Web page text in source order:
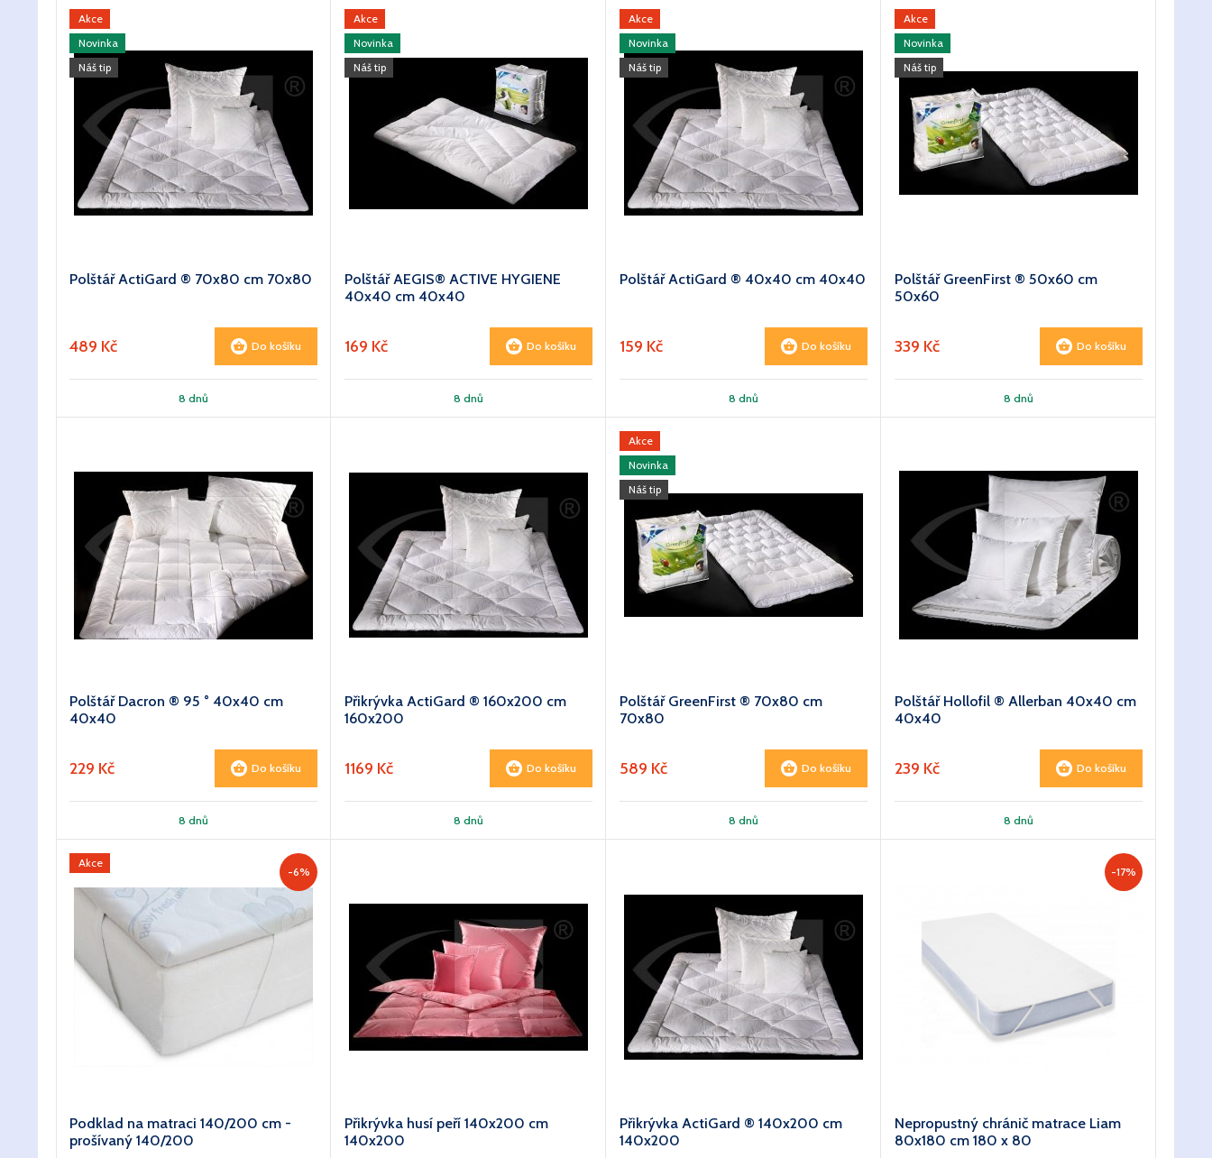
Akce
Novinka
Náš tip
Polštář ActiGard ® 70x80 cm 70x80
489 Kč Do košíku
8 dnů
Akce
Novinka
Náš tip
Polštář AEGIS® ACTIVE HYGIENE
40x40 cm 40x40
169 Kč Do košíku
8 dnů
Akce
Novinka
Náš tip
Polštář ActiGard ® 40x40 cm 40x40
159 Kč Do košíku
8 dnů
Akce
Novinka
Náš tip
Polštář GreenFirst ® 50x60 cm
50x60
339 Kč Do košíku
8 dnů
Polštář Dacron ® 95 ° 40x40 cm
40x40
229 Kč Do košíku
8 dnů
Přikrývka ActiGard ® 160x200 cm
160x200
1169 Kč Do košíku
8 dnů
Akce
Novinka
Náš tip
Polštář GreenFirst ® 70x80 cm
70x80
589 Kč Do košíku
8 dnů
Polštář Hollofil ® Allerban 40x40 cm
40x40
239 Kč Do košíku
8 dnů
Akce
-6%
Podklad na matraci 140/200 cm -
prošívaný 140/200
Přikrývka husí peří 140x200 cm
140x200
Přikrývka ActiGard ® 140x200 cm
140x200
-17%
Nepropustný chránič matrace Liam
80x180 cm 180 x 80